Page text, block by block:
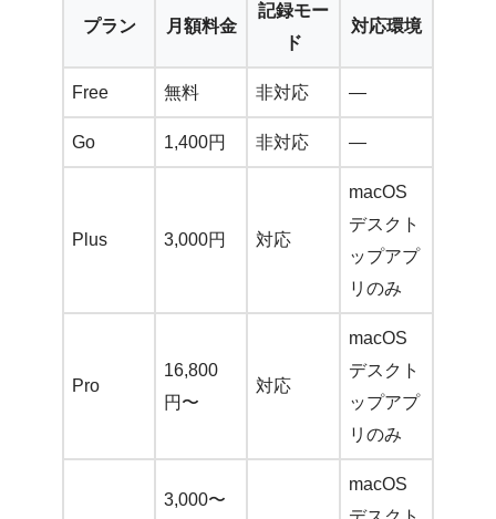
プラン 月額料金
記録モー
ド
対応環境
Free 無料 非対応 ―
Go 1,400円 非対応 ―
Plus 3,000円 対応
macOS
デスクト
ップアプ
リのみ
Pro
16,800
円〜
対応
macOS
デスクト
ップアプ
リのみ
3,000〜
macOS